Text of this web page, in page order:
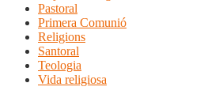
Pastoral
Primera Comunió
Religions
Santoral
Teologia
Vida religiosa